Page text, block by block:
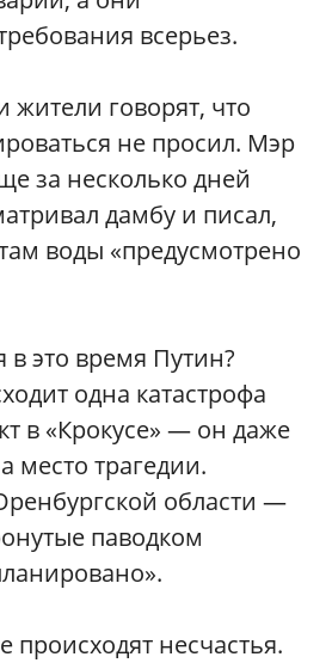
всерьез.
жители говорят, что
не просил. Мэр
за несколько дней
дамбу и писал,
воды «предусмотрено
в это время Путин?
одна катастрофа
в «Крокусе» — он даже
место трагедии.
области —
паводком
происходят несчастья.